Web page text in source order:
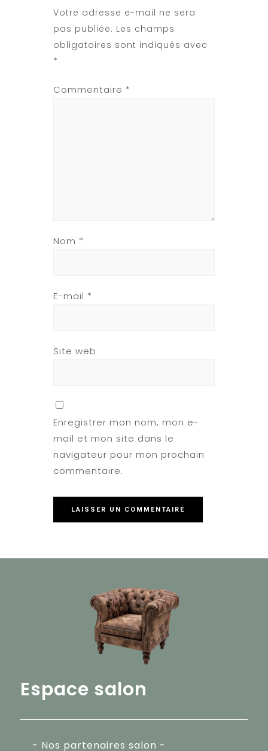
Votre adresse e-mail ne sera
pas publiée. Les champs
obligatoires sont indiqués avec
*
Commentaire *
Nom *
E-mail *
Site web
Enregistrer mon nom, mon e-
mail et mon site dans le
navigateur pour mon prochain
commentaire.
Espace salon
- Nos partenaires salon -